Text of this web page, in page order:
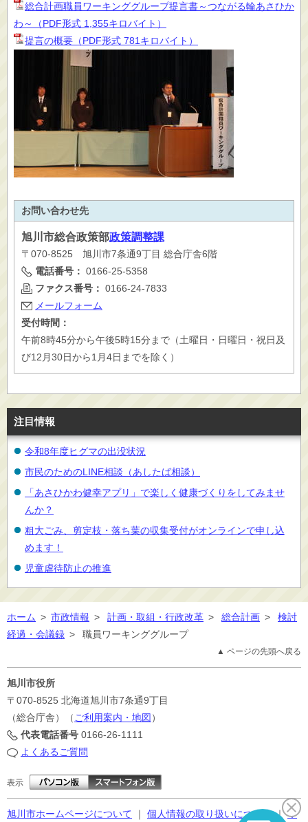
総合計画職員ワーキンググループ提言書～つながる輪あさひか
わ～（PDF形式 1,355キロバイト）
提言の概要（PDF形式 781キロバイト）
お問い合わせ先
旭川市総合政策部政策調整課
〒070-8525 旭川市7条通9丁目 総合庁舎6階
電話番号： 0166-25-5358
ファクス番号： 0166-24-7833
メールフォーム
受付時間：
午前8時45分から午後5時15分まで（土曜日・日曜日・祝日及
び12月30日から1月4日までを除く）
注目情報
令和8年度ヒグマの出没状況
市民のためのLINE相談（あしたば相談）
「あさひかわ健幸アプリ」で楽しく健康づくりをしてみませ
んか？
粗大ごみ、剪定枝・落ち葉の収集受付がオンラインで申し込
めます！
児童虐待防止の推進
ホーム > 市政情報 > 計画・取組・行政改革 > 総合計画 >
検討
経過・会議録 > 職員ワーキンググループ
▲ ページの先頭へ戻る
旭川市役所
〒070-8525 北海道旭川市7条通9丁目
（総合庁舎）（ ご利用案内・地図 ）
代表電話番号 0166-26-1111
よくあるご質問
表示
旭川市ホームページについて ｜ 個人情報の取り扱いについて｜サ